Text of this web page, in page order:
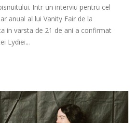
Intr-un interviu pentru cel
anual al lui Vanity Fair de la
in varsta de 21 de ani a confirmat
Lydiei...